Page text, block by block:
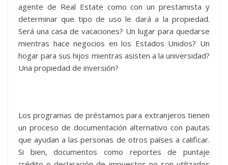
agente de Real Estate como con un prestamista y
determinar que tipo de uso le dará a la propiedad.
Será una casa de vacaciones? Un lugar para quedarse
mientras hace negocios en los Estados Unidos? Un
hogar para sus hijos mientras asisten a la universidad?
Una propiedad de inversión?
Los programas de préstamos para extranjeros tienen
un proceso de documentación alternativo con pautas
que ayudan a las personas de otros países a calificar.
Si bien, documentos como reportes de puntaje